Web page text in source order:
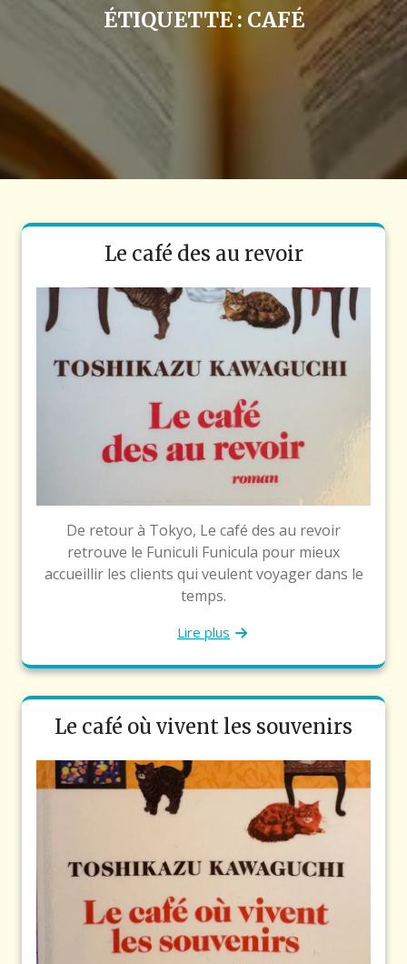
ÉTIQUETTE : CAFÉ
Le café des au revoir
De retour à Tokyo, Le café des au revoir
retrouve le Funiculi Funicula pour mieux
accueillir les clients qui veulent voyager dans le
temps.
Lire plus
Le café où vivent les souvenirs